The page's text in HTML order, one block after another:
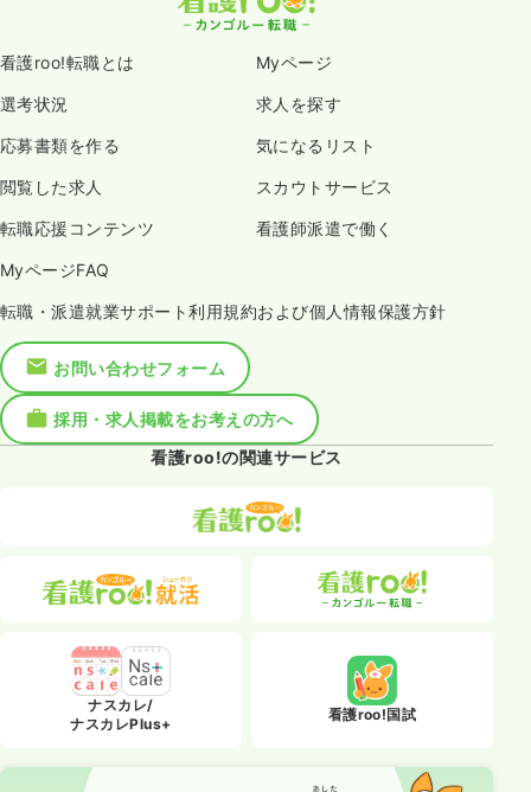
看護roo!転職とは Myページ
選考状況 求人を探す
応募書類を作る 気になるリスト
閲覧した求人 スカウトサービス
転職応援コンテンツ 看護師派遣で働く
MyページFAQ
転職・派遣就業サポート利用規約および個人情報保護方針
お問い合わせフォーム
採用・求人掲載をお考えの方へ
看護roo!の関連サービス
ナスカレ/
ナスカレPlus+
看護roo!国試